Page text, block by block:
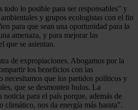
todo lo posible para ser responsables" y
y grupos ecologistas con el fin
para que sean una oportunidad para la
amenaza, y para mejorar las
que se asientan.
de expropiaciones. Abogamos por la
los beneficios con las
necesitamos que los partidos políticos y
que se desmonten bulos. La
noticia para el país porque, además de
climático, nos da energía más barata".